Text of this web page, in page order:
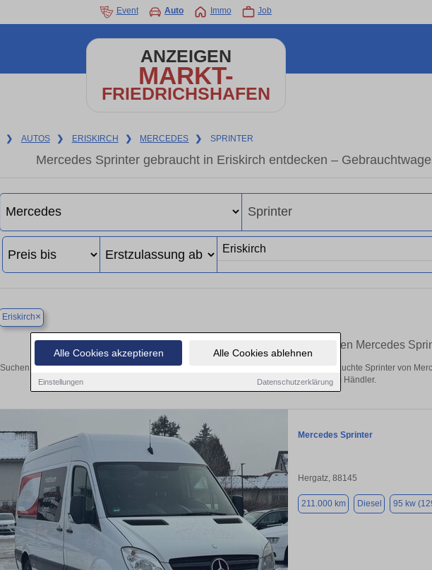
Alle Cookies akzeptieren Alle Cookies ablehnen
Einstellungen Datenschutzerklärung
Event Auto Immo Job
ANZEIGEN
MARKT-
FRIEDRICHSHAFEN
❯ AUTOS ❯ ERISKIRCH ❯ MERCEDES ❯ SPRINTER
Mercedes Sprinter gebraucht in Eriskirch entdecken –
Eriskirch×
Finden Sie in Eriskirch Ihren gebrauchten Mercedes
Suchen Sie in Eriskirch einen Mercedes Sprinter Gebrauchtwagen? Entdecken Sie gebrauchte Sprinter von
Preisklassen von privat und vom Händler.
Mercedes Sprinter
Hergatz, 88145
211.000 km Diesel 95 kw